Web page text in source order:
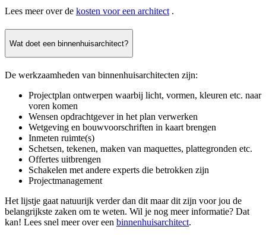
Lees meer over de kosten voor een architect .
Wat doet een binnenhuisarchitect?
De werkzaamheden van binnenhuisarchitecten zijn:
Projectplan ontwerpen waarbij licht, vormen, kleuren etc. naar
voren komen
Wensen opdrachtgever in het plan verwerken
Wetgeving en bouwvoorschriften in kaart brengen
Inmeten ruimte(s)
Schetsen, tekenen, maken van maquettes, plattegronden etc.
Offertes uitbrengen
Schakelen met andere experts die betrokken zijn
Projectmanagement
Het lijstje gaat natuurijk verder dan dit maar dit zijn voor jou de
belangrijkste zaken om te weten. Wil je nog meer informatie? Dat
kan! Lees snel meer over een binnenhuisarchitect.